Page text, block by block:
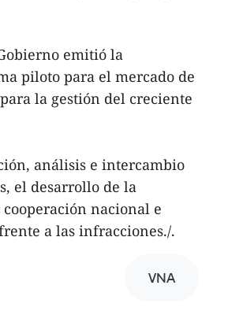
emitió la
piloto para el mercado de
la gestión del creciente
análisis e intercambio
el desarrollo de la
nacional e
a las infracciones./.
VNA